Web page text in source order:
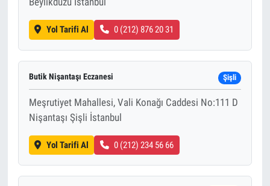
Yol Tarifi Al 0 (212) 876 20 31
Butik Nişantaşı Eczanesi Şişli
Meşrutiyet Mahallesi, Vali Konağı Caddesi No:111 D
Nişantaşı Şişli İstanbul
Yol Tarifi Al 0 (212) 234 56 66